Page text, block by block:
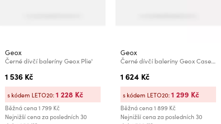
Geox
Černé dívčí baleríny Geox Plie'
1 536 Kč
Běžná cena1 799 Kč
Nejnižší cena za posledních 30
s kódem LETO20:1 228 Kč
Geox
Černé dívčí baleríny Geox Casey Harry Potter
1 624 Kč
Běžná cena1 899 Kč
Nejnižší cena za posledních 30
s kódem LETO20:1 299 Kč